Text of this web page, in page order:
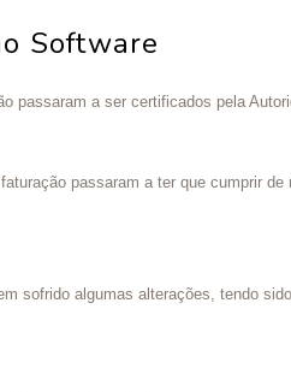
Software
passaram a ser certificados pela
passaram a ter que cumprir
sofrido algumas alterações, tendo